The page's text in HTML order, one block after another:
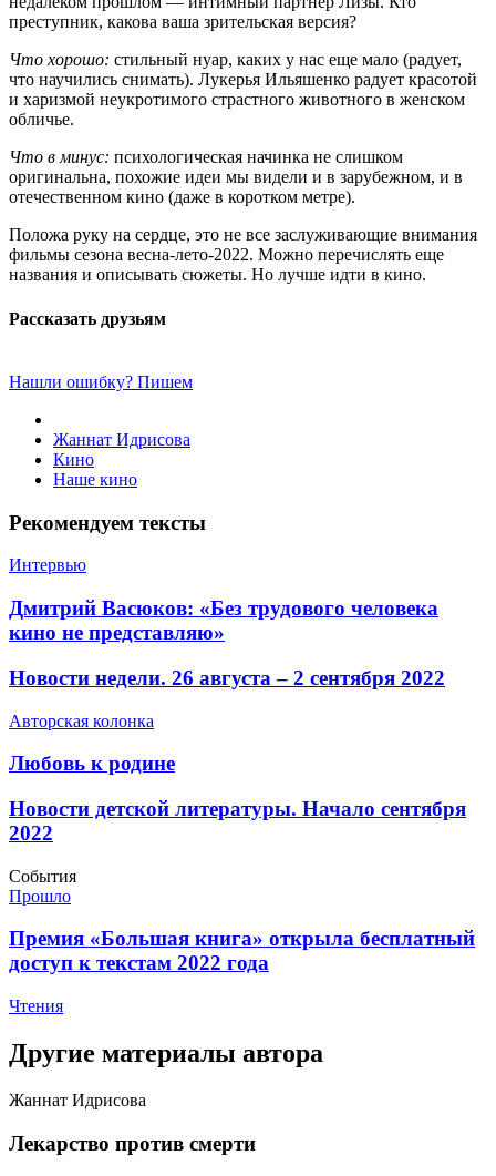
преступник, какова ваша зрительская версия?
Что хорошо: стильный нуар, каких у нас еще мало (радует,
что научились снимать). Лукерья Ильяшенко радует красотой
и харизмой неукротимого страстного животного в женском
обличье.
Что в минус: психологическая начинка не слишком
оригинальна, похожие идеи мы видели и в зарубежном, и в
отечественном кино (даже в коротком метре).
Положа руку на сердце, это не все заслуживающие внимания
фильмы сезона весна-лето-2022. Можно перечислять еще
названия и описывать сюжеты. Но лучше идти в кино.
Рассказать друзьям
Нашли ошибку? Пишем
Жаннат Идрисова
Кино
Наше кино
Рекомендуем тексты
Интервью
​Дмитрий Васюков: «Без трудового человека
кино не представляю»
​Новости недели. 26 августа – 2 сентября 2022
Авторская колонка
​Любовь к родине
​Новости детской литературы. Начало сентября
2022
События
Прошло
​Премия «Большая книга» открыла бесплатный
доступ к текстам 2022 года
Чтения
Другие материалы автора
Жаннат Идрисова
​Лекарство против смерти